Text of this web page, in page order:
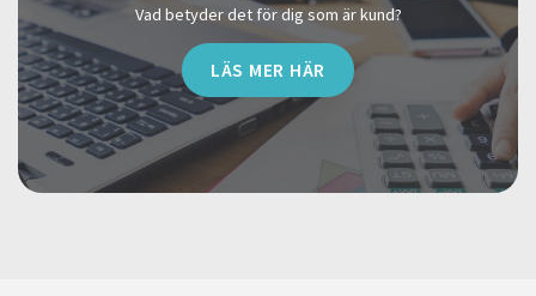
Vad betyder det för dig som är kund?
LÄS MER HÄR